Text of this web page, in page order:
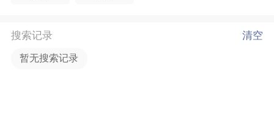
搜索记录 清空
暂无搜索记录